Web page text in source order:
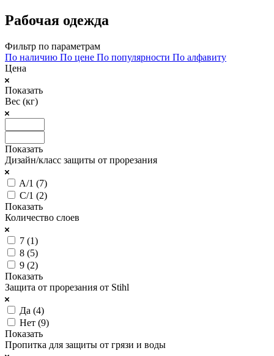
Рабочая одежда
Фильтр по параметрам
По наличию По цене По популярности По алфавиту
Цена
Показать
Вес (кг)
Показать
Дизайн/класс защиты от прорезания
A/1 (7)
C/1 (2)
Показать
Количество слоев
7 (1)
8 (5)
9 (2)
Показать
Защита от прорезания от Stihl
Да (4)
Нет (9)
Показать
Пропитка для защиты от грязи и воды